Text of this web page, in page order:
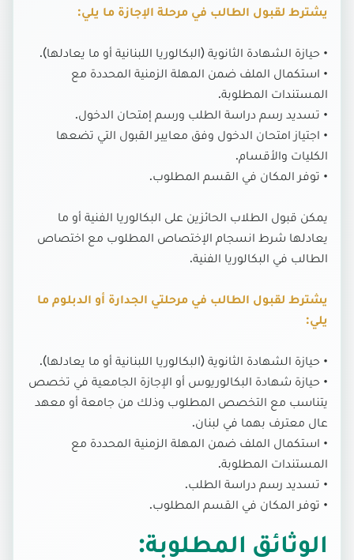
يشترط لقبول الطالب في مرحلة الإجازة ما يلي:
• حيازة الشهادة الثانوية (البكالوريا اللبنانية أو ما يعادلها).
• استكمال الملف ضمن المهلة الزمنية المحددة مع
المستندات المطلوبة.
• تسديد رسم دراسة الطلب ورسم إمتحان الدخول.
• اجتياز امتحان الدخول وفق معايير القبول التي تضعها
الكليات والأقسام.
• توفر المكان في القسم المطلوب.
يمكن قبول الطلاب الحائزين على البكالوريا الفنية أو ما
يعادلها شرط انسجام الإختصاص المطلوب مع اختصاص
الطالب في البكالوريا الفنية.
يشترط لقبول الطالب في مرحلتي الجدارة أو الدبلوم ما
يلي:
• حيازة الشهادة الثانوية (البكالوريا اللبنانية أو ما يعادلها).
• حيازة شهادة البكالوريوس أو الإجازة الجامعية في تخصص
يتناسب مع التخصص المطلوب وذلك من جامعة أو معهد
عال معترف بهما في لبنان.
• استكمال الملف ضمن المهلة الزمنية المحددة مع
المستندات المطلوبة.
• تسديد رسم دراسة الطلب.
• توفر المكان في القسم المطلوب.
الوثائق المطلوبة: